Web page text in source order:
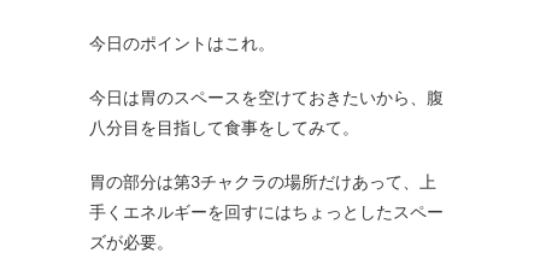
今日のポイントはこれ。
今日は胃のスペースを空けておきたいから、腹
八分目を目指して食事をしてみて。
胃の部分は第3チャクラの場所だけあって、上
手くエネルギーを回すにはちょっとしたスペー
ズが必要。